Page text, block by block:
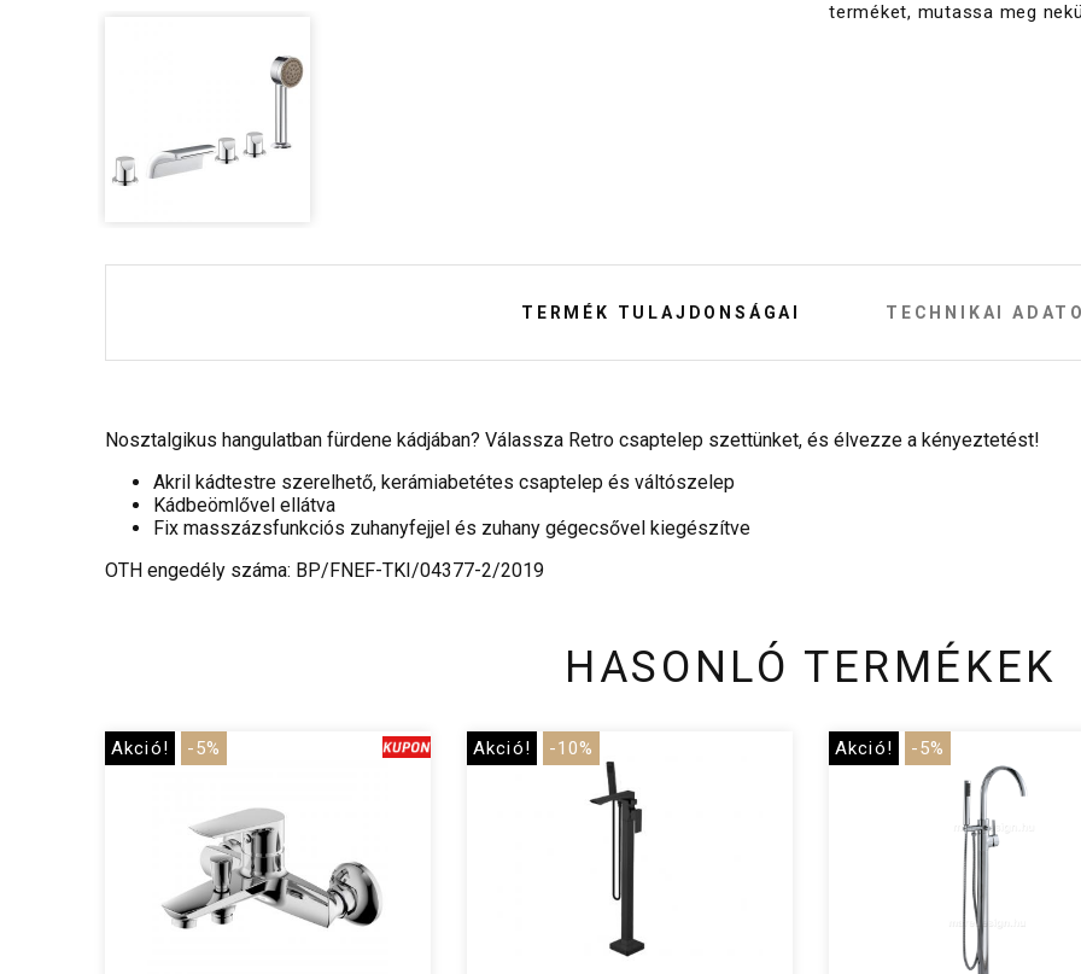
terméket, mutassa meg
TERMÉK TULAJDONSÁGAI TECHNIKAI
Nosztalgikus hangulatban fürdene kádjában? Válassza Retro csaptelep szettünket, és élvezze a kényeztetést!
Akril kádtestre szerelhető, kerámiabetétes csaptelep és váltószelep
Kádbeömlővel ellátva
Fix masszázsfunkciós zuhanyfejjel és zuhany gégecsővel kiegészítve
OTH engedély száma: BP/FNEF-TKI/04377-2/2019
HASONLÓ TERMÉKEK
Akció! -5% Akció! -10% Akció! -5%